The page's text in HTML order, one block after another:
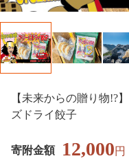
【未来からの贈り物!?
ズドライ餃子
寄附金額 12,000円